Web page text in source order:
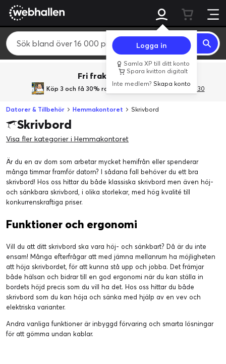
Logga in
Samla XP till ditt konto
Spara kvitton digitalt
Inte medlem?Skapa konto
Fri frakt över 800 kr.
Köp 3 och få 30% rabatt med rabattkoden 3Gives30
Datorer & Tillbehör Hemmakontoret Skrivbord
Skrivbord
Visa fler kategorier i Hemmakontoret
Är du en av dom som arbetar mycket hemifrån eller spenderar
många timmar framför datorn? I sådana fall behöver du ett bra
skrivbord! Hos oss hittar du både klassiska skrivbord men även höj-
och sänkbara skrivbord, i olika storlekar, med hög kvalité till
konkurrenskraftiga priser.
Funktioner och ergonomi
Vill du att ditt skrivbord ska vara höj- och sänkbart? Då är du inte
ensam! Många efterfrågar att med jämna mellanrum ha möjligheten
att höja skrivbordet, för att kunna stå upp och jobba. Det främjar
både hälsan och bidrar till en god ergonomi när du kan ställa in
bordets höjd precis som du vill ha det. Hos oss hittar du både
skrivbord som du kan höja och sänka med hjälp av en vev och
elektriska varianter.
Andra vanliga funktioner är inbyggd förvaring och smarta lösningar
för att gömma undan kablar.